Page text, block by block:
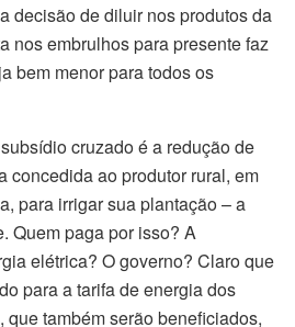
decisão de diluir nos produtos da
nos embrulhos para presente faz
bem menor para todos os
cruzado é a redução de
concedida ao produtor rural, em
para irrigar sua plantação – a
Quem paga por isso? A
elétrica? O governo? Claro que
para a tarifa de energia dos
que também serão beneficiados,